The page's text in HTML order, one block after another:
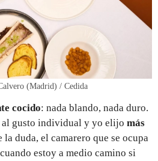
(Madrid) / Cedida
cocido: nada blando, nada duro.
al gusto individual y yo elijo más
la duda, el camarero que se ocupa
estoy a medio camino si